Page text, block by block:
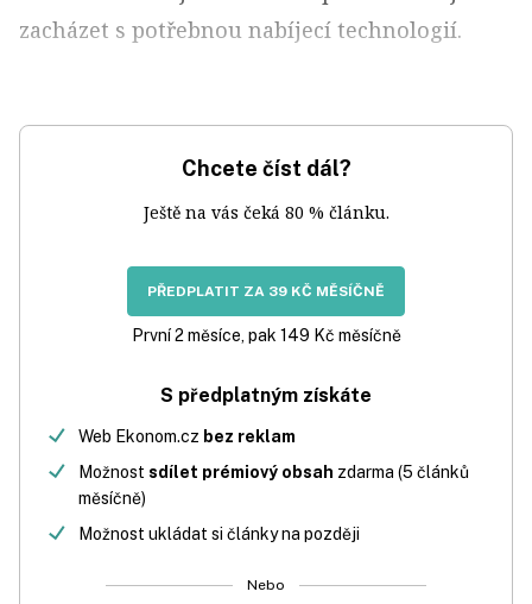
zacházet s potřebnou nabíjecí technologií.
Chcete číst dál?
Ještě na vás čeká 80 % článku.
PŘEDPLATIT ZA 39 KČ MĚSÍČNĚ
První 2 měsíce, pak 149 Kč měsíčně
S předplatným získáte
Web Ekonom.cz bez reklam
Možnost sdílet prémiový obsah zdarma (5 článků
měsíčně)
Možnost ukládat si články na později
Nebo